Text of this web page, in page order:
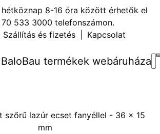
hétköznap 8-16 óra között érhetők el
533 3000 telefonszámon.
Szállítás és fizetés Kapcsolat